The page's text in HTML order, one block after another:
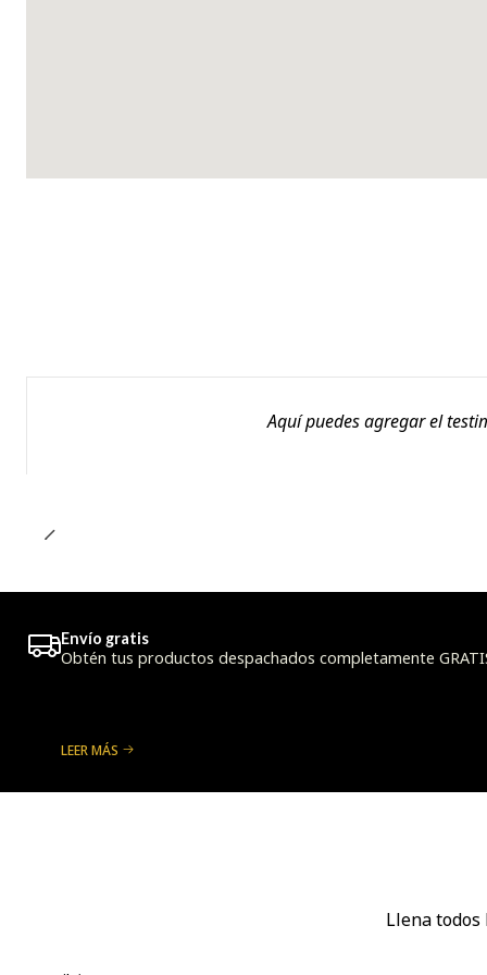
Aquí puedes agregar el
Envío gratis
Obtén tus productos despachados completamente
LEER MÁS
Llena todos